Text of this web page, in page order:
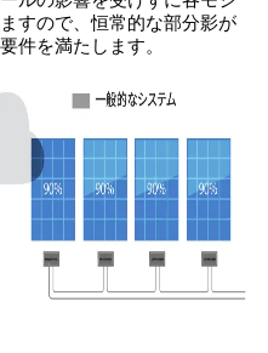
すので、恒常的な部分影が
件を満たします。